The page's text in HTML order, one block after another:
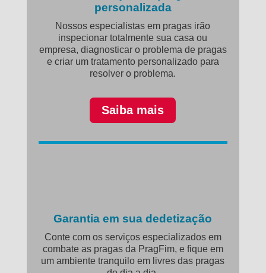
personalizada
Nossos especialistas em pragas irão
inspecionar totalmente sua casa ou
empresa, diagnosticar o problema de pragas
e criar um tratamento personalizado para
resolver o problema.
Saiba mais
Garantia em sua dedetização
Conte com os serviços especializados em
combate as pragas da PragFim, e fique em
um ambiente tranquilo em livres das pragas